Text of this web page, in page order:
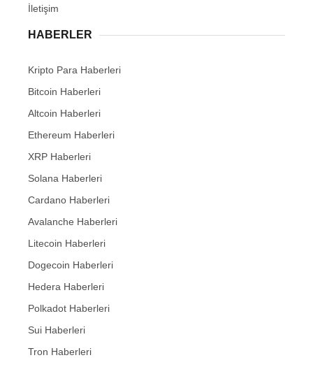
İletişim
HABERLER
Kripto Para Haberleri
Bitcoin Haberleri
Altcoin Haberleri
Ethereum Haberleri
XRP Haberleri
Solana Haberleri
Cardano Haberleri
Avalanche Haberleri
Litecoin Haberleri
Dogecoin Haberleri
Hedera Haberleri
Polkadot Haberleri
Sui Haberleri
Tron Haberleri